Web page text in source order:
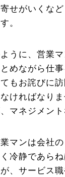
せがいくな
。
うに、営業
めながら仕
もお詫びに
ければなり
マネジメン
マンは会社
冷静であら
、サービス